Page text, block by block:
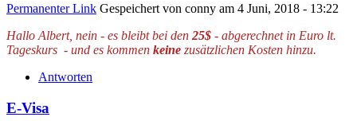
Permanenter Link Gespeichert von conny am 4 Juni, 2018 - 13:22
Hallo Albert, nein - es bleibt bei den 25$ - abgerechnet in Euro lt.
Tageskurs - und es kommen keine zusätzlichen Kosten hinzu.
Antworten
E-Visa